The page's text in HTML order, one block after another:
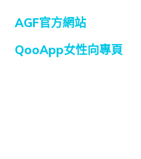
AGF官方網站
QooApp女性向專頁